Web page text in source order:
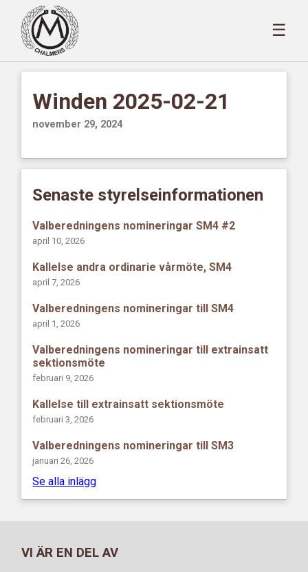
☰
Winden 2025-02-21
november 29, 2024
Senaste styrelseinformationen
Valberedningens nomineringar SM4 #2
april 10, 2026
Kallelse andra ordinarie vårmöte, SM4
april 7, 2026
Valberedningens nomineringar till SM4
april 1, 2026
Valberedningens nomineringar till extrainsatt
sektionsmöte
februari 9, 2026
Kallelse till extrainsatt sektionsmöte
februari 3, 2026
Valberedningens nomineringar till SM3
januari 26, 2026
Se alla inlägg
VI ÄR EN DEL AV